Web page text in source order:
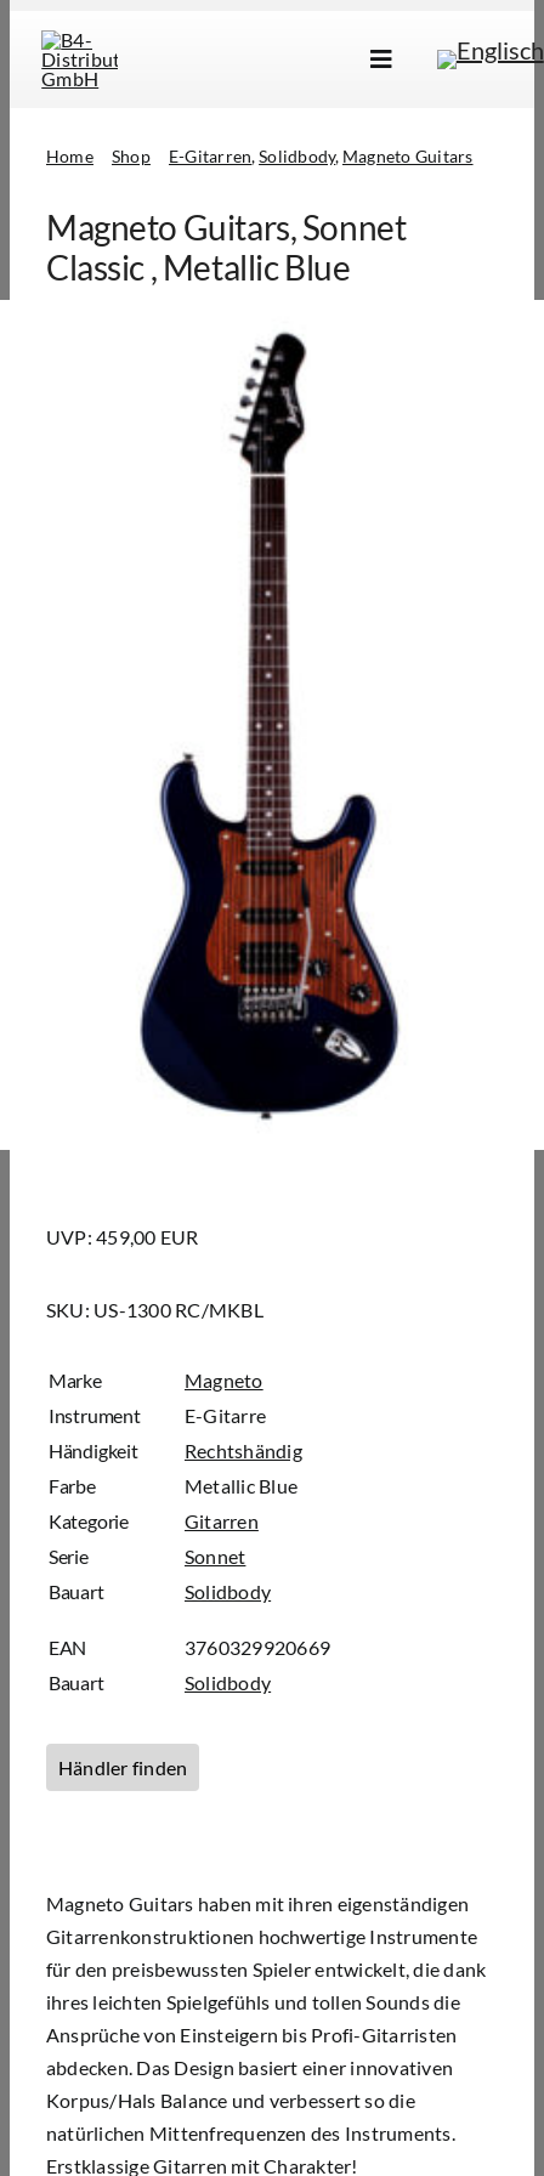
content
Toggle
Händlersuche
Home Shop E-Gitarren Solidbody Magneto Guitars
Magneto Guitars, Sonnet
Classic , Metallic Blue
UVP: 459,00 EUR
SKU: US-1300 RC/MKBL
Marke
Magneto
Instrument
E-Gitarre
Händigkeit
Rechtshändig
Farbe
Metallic Blue
Kategorie
Gitarren
Serie
Sonnet
Bauart
Solidbody
EAN
3760329920669
Bauart
Solidbody
Händler finden
Magneto Guitars haben mit ihren eigenständigen
Gitarrenkonstruktionen hochwertige Instrumente
für den preisbewussten Spieler entwickelt, die dank
ihres leichten Spielgefühls und tollen Sounds die
Ansprüche von Einsteigern bis Profi-Gitarristen
abdecken. Das Design basiert einer innovativen
Korpus/Hals Balance und verbessert so die
natürlichen Mittenfrequenzen des Instruments.
Erstklassige Gitarren mit Charakter!